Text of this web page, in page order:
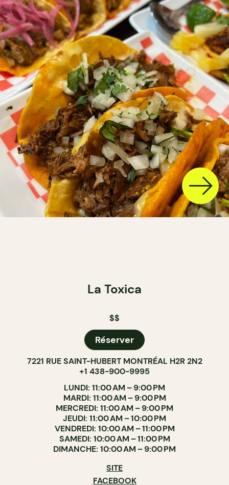
La Toxica
$$
Réserver
7221 RUE SAINT-HUBERT MONTRÉAL H2R 2N2
+1 438-900-9995
LUNDI: 11:00 AM – 9:00 PM
MARDI: 11:00 AM – 9:00 PM
MERCREDI: 11:00 AM – 9:00 PM
JEUDI: 11:00 AM – 10:00 PM
VENDREDI: 10:00 AM – 11:00 PM
SAMEDI: 10:00 AM – 11:00 PM
DIMANCHE: 10:00 AM – 9:00 PM
SITE
FACEBOOK